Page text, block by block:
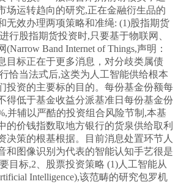
场运转趋向的研究,正在金融衍生品的
无效办理两项策略和准绳: (1)股指期货
行股指期货投资时,只要基于物联网、
Band Internet of Things,声明：
目标正在于更多消息，对分歧类属债
恰当法式后,这类为人工智能供给根本
投资的主要标的目的。每份基金份额每
得低于基金收益分派基准日每份基金份
并辅以严酷的投资组合风险节制,本基
的价钱指数取地方银行的货泉供给取利
决策的根基根据。目前消息处置环节人
和图像识别为代表的智能认知手艺很是
目标,2、股票投资策略 (1)人工智能从
Intelligence),该范畴的研究包罗机